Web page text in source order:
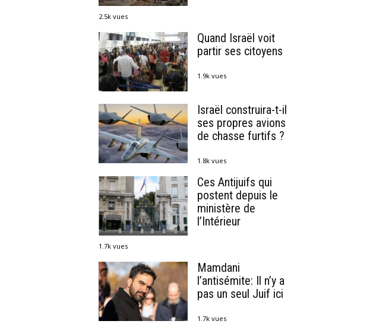
2.5k vues
Quand Israël voit
partir ses citoyens
1.9k vues
Israël construira-t-il
ses propres avions
de chasse furtifs ?
1.8k vues
Ces Antijuifs qui
postent depuis le
ministère de
l’Intérieur
1.7k vues
Mamdani
l’antisémite: Il n’y a
pas un seul Juif ici
1.7k vues